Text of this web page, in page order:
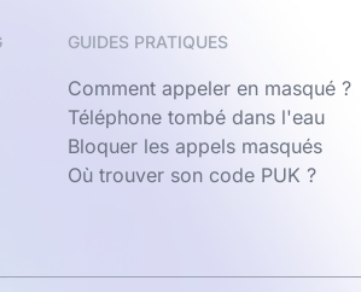
GUIDES PRATIQUES
Comment appeler en masqué ?
Téléphone tombé dans l'eau
Bloquer les appels masqués
Où trouver son code PUK ?